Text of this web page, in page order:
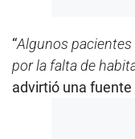
“Algunos pacientes
por la falta de
advirtió una